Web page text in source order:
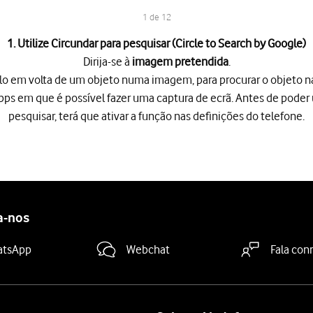
1 de 12
1. Utilize Circundar para pesquisar (Circle to Search by Google)
Dirija-se à imagem pretendida.
em volta de um objeto numa imagem, para procurar o objeto
em que é possível fazer uma captura de ecrã. Antes de
pesquisar, terá que ativar a função nas definições do telefone.
para voltar à imagem.
é reproduzida nas suas imediações ou através dos
para utilizar os resultados.
nos
Webchat Fala